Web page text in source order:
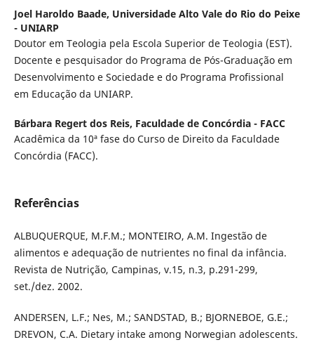
Joel Haroldo Baade, Universidade Alto Vale do Rio do Peixe
- UNIARP
Doutor em Teologia pela Escola Superior de Teologia (EST).
Docente e pesquisador do Programa de Pós-Graduação em
Desenvolvimento e Sociedade e do Programa Profissional
em Educação da UNIARP.
Bárbara Regert dos Reis, Faculdade de Concórdia - FACC
Acadêmica da 10ª fase do Curso de Direito da Faculdade
Concórdia (FACC).
Referências
ALBUQUERQUE, M.F.M.; MONTEIRO, A.M. Ingestão de
alimentos e adequação de nutrientes no final da infância.
Revista de Nutrição, Campinas, v.15, n.3, p.291-299,
set./dez. 2002.
ANDERSEN, L.F.; Nes, M.; SANDSTAD, B.; BJORNEBOE, G.E.;
DREVON, C.A. Dietary intake among Norwegian adolescents.